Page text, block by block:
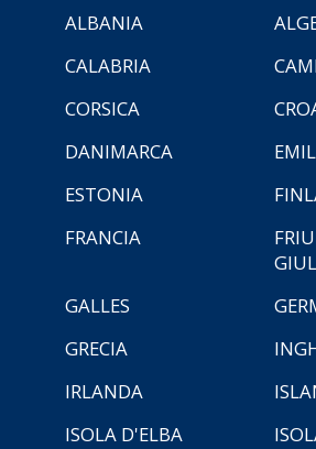
ALBANIA
CALABRIA
CORSICA
DANIMARCA
ESTONIA
FRANCIA
GALLES
GRECIA
IRLANDA
ISOLA D'ELBA